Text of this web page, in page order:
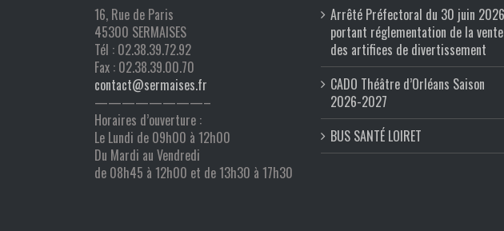
16, Rue de Paris
45300 SERMAISES
Tél : 02.38.39.72.92
Fax : 02.38.39.00.70
contact@sermaises.fr
————————–
Horaires d’ouverture :
Le Lundi de 09h00 à 12h00
Du Mardi au Vendredi
de 08h45 à 12h00 et de 13h30 à 17h30
Arrêté Préfectoral du 30 juin 2026
portant réglementation de la vente
des artifices de divertissement
CADO Théâtre d’Orléans Saison
2026-2027
BUS SANTÉ LOIRET